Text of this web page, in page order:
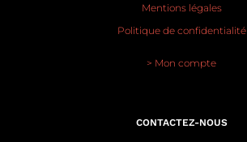
Mentions légales
Politique de confidentialité
> Mon compte
CONTACTEZ-NOUS